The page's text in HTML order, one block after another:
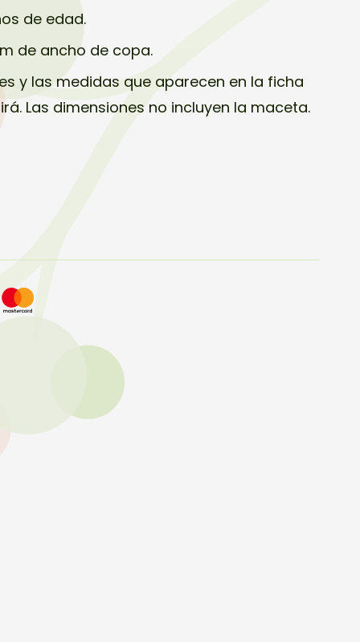
de edad.
de ancho de copa.
y las medidas que aparecen en la ficha
Las dimensiones no incluyen la maceta.